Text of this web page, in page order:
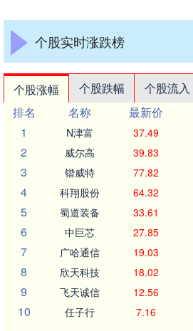
个股实时涨跌榜
个股涨幅 个股跌幅 个股流入
排名
名称 最新价
1
N津富 37.49
2 威尔高 39.83
3 锴威特 77.82
4 科翔股份 64.32
5 蜀道装备 33.61
6 中巨芯 27.85
7 广哈通信 19.03
8 欣天科技 18.02
9 飞天诚信 12.56
10 任子行 7.16